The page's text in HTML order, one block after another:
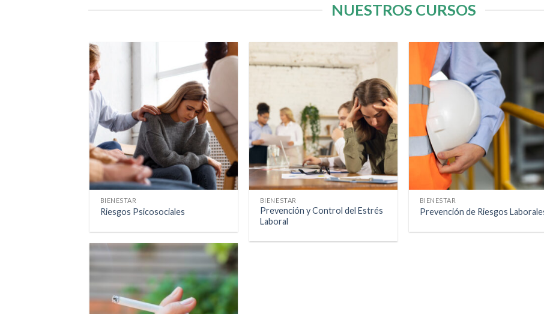
NUESTROS CURSOS
BIENESTAR
Riesgos Psicosociales
BIENESTAR
Prevención y Control del Estrés
Laboral
BIENESTAR
Prevención de Riesgos